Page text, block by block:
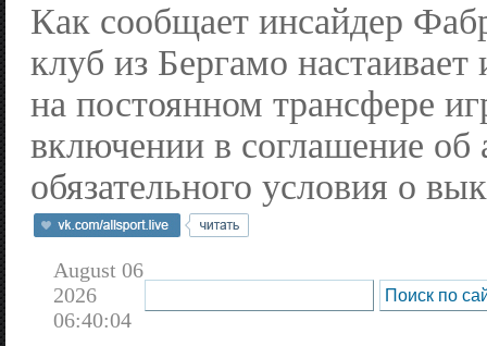
Как сообщает инсайдер
клуб из Бергамо
на постоянном трансфере
включении в соглашение об
обязательного условия о
August 06
2026
06:40:04